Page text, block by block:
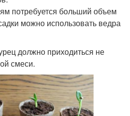
потребуется больший объем
можно использовать ведра
должно приходиться не
смеси.